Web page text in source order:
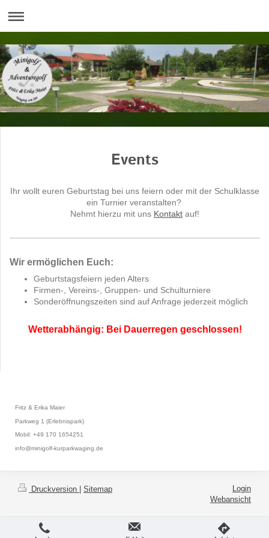
Events
Ihr wollt euren Geburtstag bei uns feiern oder mit der Schulklasse
ein Turnier veranstalten?
Nehmt hierzu mit uns Kontakt auf!
Wir ermöglichen Euch:
Geburtstagsfeiern jeden Alters
Firmen-, Vereins-, Gruppen- und Schulturniere
Sonderöffnungszeiten sind auf Anfrage jederzeit möglich
Wetterabhängig: Bei Dauerregen geschlossen!
Fritz & Erika Maier
Parkweg 1 (Erlebnispark)
Mobil: +49 170 1654251
info@minigolf-kurparkwaging.de
Druckversion Sitemap
Login
Webansicht